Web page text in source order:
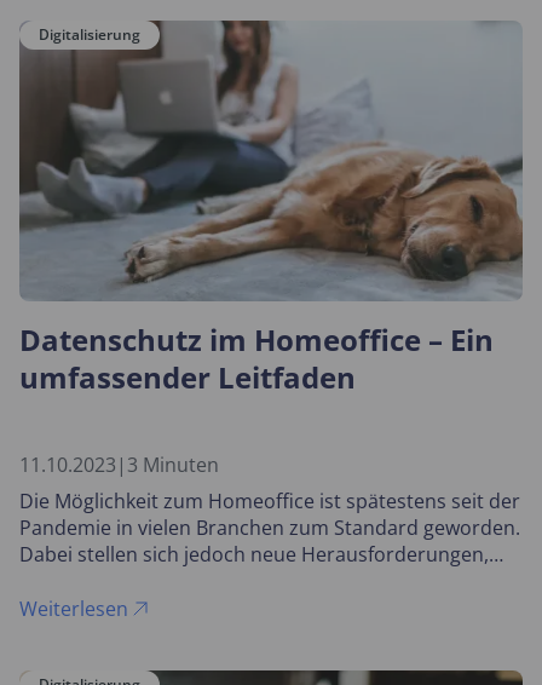
Digitalisierung
Datenschutz im Homeoffice – Ein
umfassender Leitfaden
11.10.2023 | 3 Minuten
Die Möglichkeit zum Homeoffice ist spätestens seit der
Pandemie in vielen Branchen zum Standard geworden.
Dabei stellen sich jedoch neue Herausforderungen,
Geschäftsräume effektiv schützen kann.
Weiterlesen